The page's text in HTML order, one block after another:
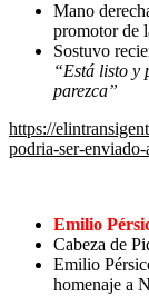
Mano
promotor de
Sostuvo
“Está listo y
parezca”
https://
podria-ser-
Emilio
Cabeza de
Emilio
homenaje a